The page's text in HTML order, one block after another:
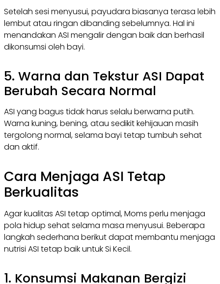
Setelah sesi menyusui, payudara biasanya terasa lebih
lembut atau ringan dibanding sebelumnya. Hal ini
menandakan ASI mengalir dengan baik dan berhasil
dikonsumsi oleh bayi.
5. Warna dan Tekstur ASI Dapat
Berubah Secara Normal
ASI yang bagus tidak harus selalu berwarna putih.
Warna kuning, bening, atau sedikit kehijauan masih
tergolong normal, selama bayi tetap tumbuh sehat
dan aktif.
Cara Menjaga ASI Tetap
Berkualitas
Agar kualitas ASI tetap optimal, Moms perlu menjaga
pola hidup sehat selama masa menyusui. Beberapa
langkah sederhana berikut dapat membantu menjaga
nutrisi ASI tetap baik untuk Si Kecil.
1. Konsumsi Makanan Bergizi